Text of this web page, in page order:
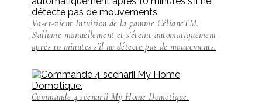
Va-et-vient Intuition de la gamme CélianeTM.
S'allume manuellement et s'éteint automatiquement
après 10 minutes s'il ne détecte pas de mouvements.
Commande 4 scenarii My Home Domotique.